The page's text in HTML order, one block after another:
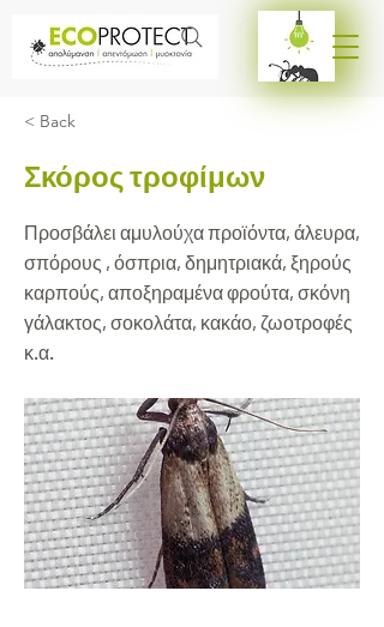
< Back
Σκόρος τροφίμων
Προσβάλει αμυλούχα προϊόντα, άλευρα,
σπόρους , όσπρια, δημητριακά, ξηρούς
καρπούς, αποξηραμένα φρούτα, σκόνη
γάλακτος, σοκολάτα, κακάο, ζωοτροφές
κ.α.